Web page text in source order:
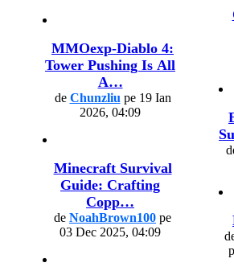
MMOexp-Diablo 4:
Tower Pushing Is All
A…
de Chunzliu
2026, 04:09
Minecraft Survival
Guide: Crafting
Copp…
de NoahBrown100
03 Dec 2025, 04:09